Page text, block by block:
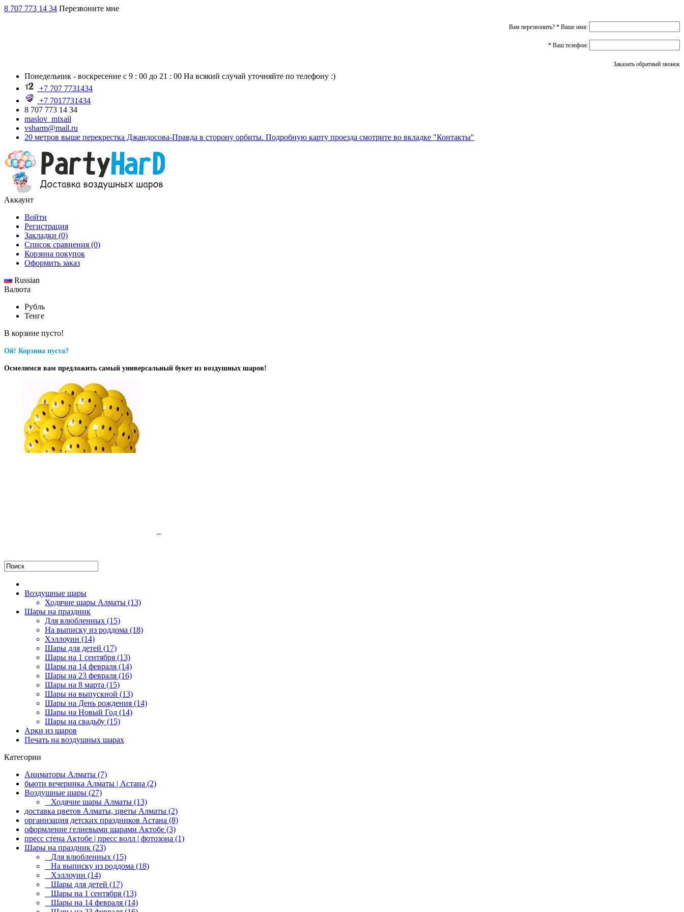
8 707 773 14 34 Перезвоните мне
Вам перезвонить? * Ваше имя:
* Ваш телефон:
Заказать обратный звонок
Понедельник - воскресение с 9 : 00 до 21 : 00 На всякий случай уточняйте по телефону :)
+7 707 7731434
+7 7017731434
8 707 773 14 34
maslov_mixail
vsharm@mail.ru
20 метров выше перекрестка Джандосова-Правда в сторону орбиты. Подробную карту проезда смотрите во вкладке "Контакты"
Аккаунт
Войти
Регистрация
Закладки (0)
Список сравнения (0)
Корзина покупок
Оформить заказ
Russian
Валюта
Рубль
Тенге
В корзине пусто!
Ой! Корзина пуста?
Осмелимся вам предложить самый универсальный букет из воздушных шаров!
Воздушные шары
Ходячие шары Алматы (13)
Шары на праздник
Для влюбленных (15)
На выписку из роддома (18)
Хэллоуин (14)
Шары для детей (17)
Шары на 1 сентября (13)
Шары на 14 февраля (14)
Шары на 23 февраля (16)
Шары на 8 марта (15)
Шары на выпускной (13)
Шары на День рождения (14)
Шары на Новый Год (14)
Шары на свадьбу (15)
Арки из шаров
Печать на воздушных шарах
Категории
Аниматоры Алматы (7)
бьюти вечеринка Алматы | Астана (2)
Воздушные шары (27)
Ходячие шары Алматы (13)
доставка цветов Алматы, цветы Алматы (2)
организация детских праздников Астана (8)
оформление гелиевыми шарами Актобе (3)
пресс стена Актобе | пресс волл | фотозона (1)
Шары на праздник (23)
Для влюбленных (15)
На выписку из роддома (18)
Хэллоуин (14)
Шары для детей (17)
Шары на 1 сентября (13)
Шары на 14 февраля (14)